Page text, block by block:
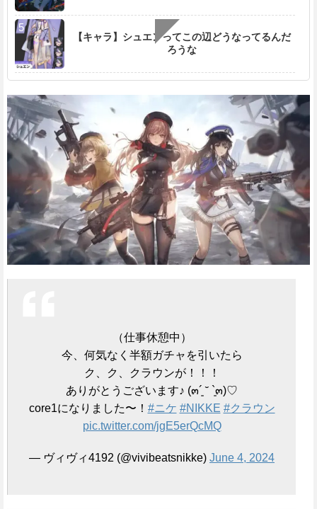
【キャラ】シュエンってこの辺どうなってるんだ
ろうな
（仕事休憩中）
今、何気なく半額ガチャを引いたら
ク、ク、クラウンが！！！
ありがとうございます♪ (๓´͈ ˘ `͈๓)♡
core1になりました〜！ #ニケ #NIKKE #クラウン
pic.twitter.com/jgE5erQcMQ
— ヴィヴィ4192 (@vivibeatsnikke) June 4, 2024